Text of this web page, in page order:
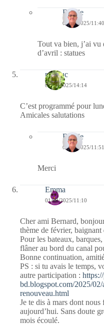
Bernie
06/04/2025/11:40
Tout va bien, j’ai vu
d’avril : statues
papiluc
07/03/2025/14:14
C’est programmé pour
Amicales salutations
Bernie
09/03/2025/11:51
Merci
Emma
01/03/2025/11:10
Cher ami Bernard,
thème de février,
Pour les bateaux,
flâner au bord du canal
Bonne continuation,
PS : si tu avais le temps,
autre participation :
bd.blogspot.com/2025/
renouveau.html
Je te dis à mars dont
aujourd’hui. Sans doute
mois écoulé.